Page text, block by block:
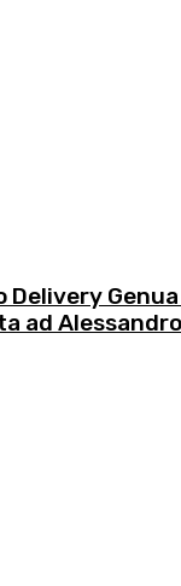
Delivery
ad Alessandro